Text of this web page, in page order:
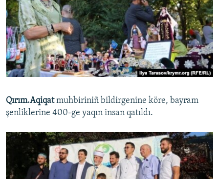
Qırım.Aqiqatmuhbiriniñ bildirgenine köre, bayram
şenliklerine 400-ge yaqın insan qatıldı.